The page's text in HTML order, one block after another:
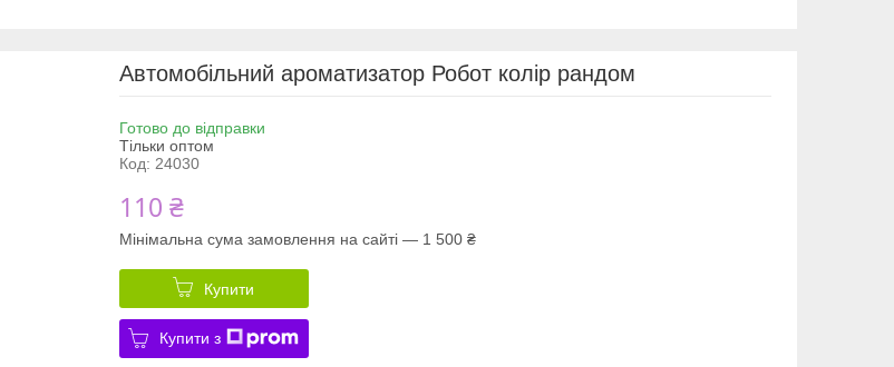
Автомобільний ароматизатор Робот колір рандом
Готово до відправки
Тільки оптом
Код: 24030
110 ₴
Мінімальна сума замовлення на сайті — 1 500 ₴
Купити
Купити з